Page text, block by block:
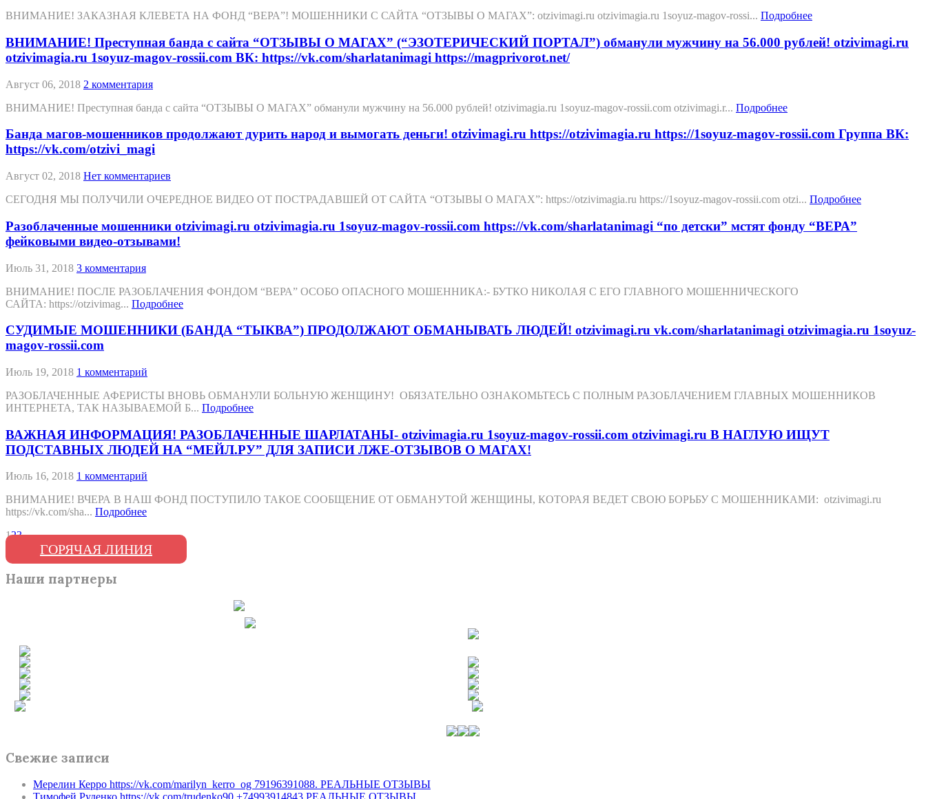
ВНИМАНИЕ! ЗАКАЗНАЯ КЛЕВЕТА НА ФОНД “ВЕРА”! МОШЕННИКИ С САЙТА “ОТЗЫВЫ О МАГАХ”: otzivimagi.ru otzivimagia.ru 1soyuz-magov-rossi... Подробнее
ВНИМАНИЕ! Преступная банда с сайта “ОТЗЫВЫ О МАГАХ” (“ЭЗОТЕРИЧЕСКИЙ ПОРТАЛ”) обманули мужчину на 56.000 рублей! otzivimagi.ru
otzivimagia.ru 1soyuz-magov-rossii.com ВК: https://vk.com/sharlatanimagi https://magprivorot.net/
Август 06, 2018 2 комментария
ВНИМАНИЕ! Преступная банда с сайта “ОТЗЫВЫ О МАГАХ” обманули мужчину на 56.000 рублей! otzivimagia.ru 1soyuz-magov-rossii.com otzivimagi.r... Подробнее
Банда магов-мошенников продолжают дурить народ и вымогать деньги! otzivimagi.ru https://otzivimagia.ru https://1soyuz-magov-rossii.com Группа ВК:
https://vk.com/otzivi_magi
Август 02, 2018 Нет комментариев
СЕГОДНЯ МЫ ПОЛУЧИЛИ ОЧЕРЕДНОЕ ВИДЕО ОТ ПОСТРАДАВШЕЙ ОТ САЙТА “ОТЗЫВЫ О МАГАХ”: https://otzivimagia.ru https://1soyuz-magov-rossii.com otzi... Подробнее
Разоблаченные мошенники otzivimagi.ru otzivimagia.ru 1soyuz-magov-rossii.com https://vk.com/sharlatanimagi “по детски” мстят фонду “ВЕРА”
фейковыми видео-отзывами!
Июль 31, 2018 3 комментария
ВНИМАНИЕ! ПОСЛЕ РАЗОБЛАЧЕНИЯ ФОНДОМ “ВЕРА” ОСОБО ОПАСНОГО МОШЕННИКА:- БУТКО НИКОЛАЯ С ЕГО ГЛАВНОГО МОШЕННИЧЕСКОГО
САЙТА: https://otzivimag... Подробнее
СУДИМЫЕ МОШЕННИКИ (БАНДА “ТЫКВА”) ПРОДОЛЖАЮТ ОБМАНЫВАТЬ ЛЮДЕЙ! otzivimagi.ru vk.com/sharlatanimagi otzivimagia.ru 1soyuz-
magov-rossii.com
Июль 19, 2018 1 комментарий
РАЗОБЛАЧЕННЫЕ АФЕРИСТЫ ВНОВЬ ОБМАНУЛИ БОЛЬНУЮ ЖЕНЩИНУ! ОБЯЗАТЕЛЬНО ОЗНАКОМЬТЕСЬ С ПОЛНЫМ РАЗОБЛАЧЕНИЕМ ГЛАВНЫХ МОШЕННИКОВ
ИНТЕРНЕТА, ТАК НАЗЫВАЕМОЙ Б... Подробнее
ВАЖНАЯ ИНФОРМАЦИЯ! РАЗОБЛАЧЕННЫЕ ШАРЛАТАНЫ- otzivimagia.ru 1soyuz-magov-rossii.com otzivimagi.ru В НАГЛУЮ ИЩУТ
ПОДСТАВНЫХ ЛЮДЕЙ НА “МЕЙЛ.РУ” ДЛЯ ЗАПИСИ ЛЖЕ-ОТЗЫВОВ О МАГАХ!
Июль 16, 2018 1 комментарий
ВНИМАНИЕ! ВЧЕРА В НАШ ФОНД ПОСТУПИЛО ТАКОЕ СООБЩЕНИЕ ОТ ОБМАНУТОЙ ЖЕНЩИНЫ, КОТОРАЯ ВЕДЕТ СВОЮ БОРЬБУ С МОШЕННИКАМИ: otzivimagi.ru
https://vk.com/sha... Подробнее
123
ГОРЯЧАЯ ЛИНИЯ
Наши партнеры
Свежие записи
Мерелин Керро https://vk.com/marilyn_kerro_og 79196391088. РЕАЛЬНЫЕ ОТЗЫВЫ